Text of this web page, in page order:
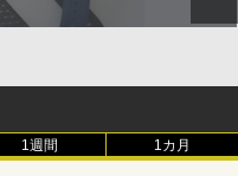
1週間 1カ月